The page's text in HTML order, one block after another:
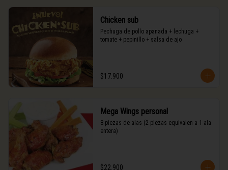
Chicken sub
Pechuga de pollo apanada + lechuga +
tomate + pepinillo + salsa de ajo
$17.900
Mega Wings personal
8 piezas de alas (2 piezas equivalen a 1 ala
entera)
$22.900